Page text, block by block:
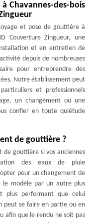
Chavannes-des-bois
et pose de gouttière à
Couverture Zingueur, une
et en entretien de
depuis de nombreuses
pour entreprendre des
Notre établissement peut
et professionnels
un changement ou une
confier en toute quiétude
de gouttière ?
de gouttière si vos anciennes
des eaux de pluie
pour un changement de
le modèle par un autre plus
plus performant que celui
peut se faire en partie ou en
afin que le rendu ne soit pas